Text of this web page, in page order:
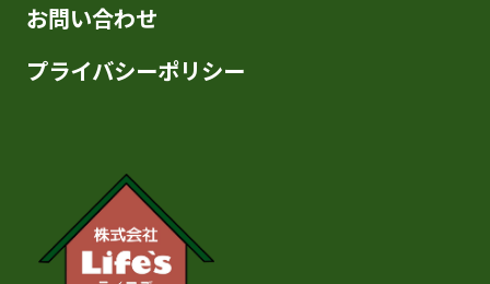
お問い合わせ
プライバシーポリシー